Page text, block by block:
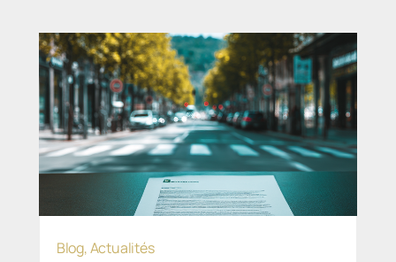
Blog,Actualités